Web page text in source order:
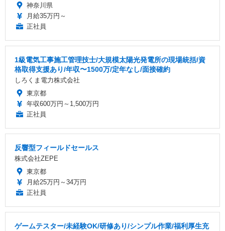
神奈川県
月給35万円～
正社員
1級電気工事施工管理技士/大規模太陽光発電所の現場統括/資
格取得支援あり/年収〜1500万/定年なし/面接確約
しろくま電力株式会社
東京都
年収600万円～1,500万円
正社員
反響型フィールドセールス
株式会社ZEPE
東京都
月給25万円～34万円
正社員
ゲームテスター/未経験OK/研修あり/シンプル作業/福利厚生充